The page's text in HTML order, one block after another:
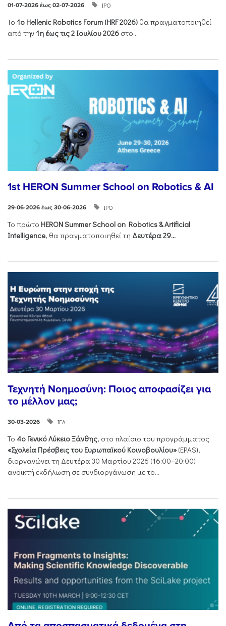
01-07-2026 έως 02-07-2026 ΙΡΟ
Το 1ο Hellenic Robotics Forum (HRF2026) θα πραγματοποιηθεί
από την 1η έως τις 2 Ιουλίου 2026 στο...
1st HERON Summer School on Robotics & AI
29-06-2026 έως 30-06-2026 ΙΡΟ
Το πρώτο HERONSummerSchool on Robotics &Artificial
Intelligence, θα πραγματοποιηθεί τη Δευτέρα 29...
Τεχνητή Νοημοσύνη: Ποιος αποφασίζει για
το μέλλον μας;
30-03-2026 ΙΕΛ
Το 4ο Γενικό Λύκειο Ξάνθης, στο πλαίσιο του προγράμματος
«Σχολεία Πρέσβεις του Ευρωπαϊκού Κοινοβουλίου»(EPAS),
διοργανώνει τη Δευτέρα 30 Μαρτίου 2026 (16:00–20:00)
ανοικτή εκδήλωση σε συνδιοργάνωση με το...